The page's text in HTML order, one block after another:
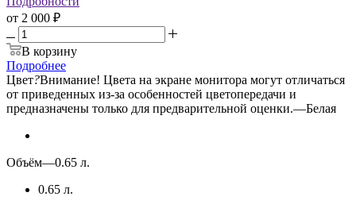
от 2 000 ₽
В корзину
Подробнее
Цвет?Внимание! Цвета на экране монитора могут отличаться
от приведенных из-за особенностей цветопередачи и
предназначены только для предварительной оценки.—Белая
Объём—0.65 л.
0.65 л.